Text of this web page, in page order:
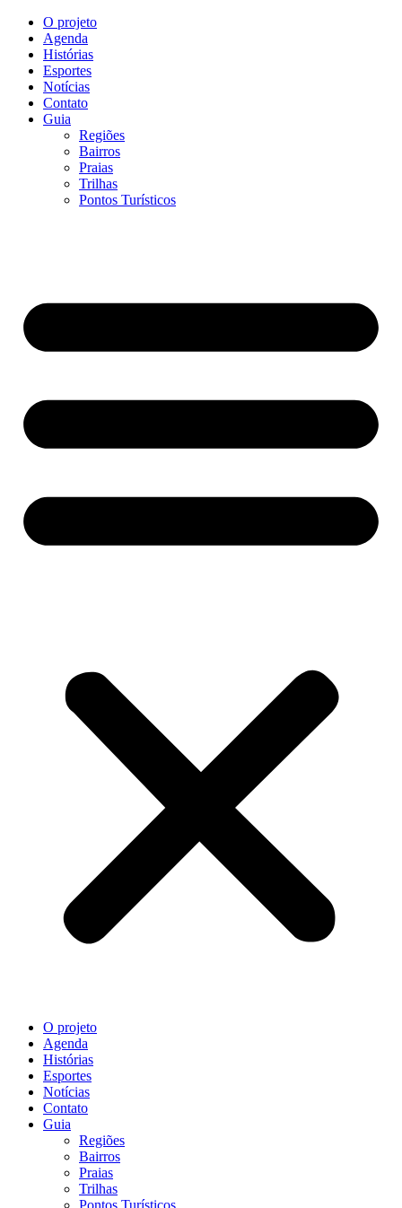
O projeto
Agenda
Histórias
Esportes
Notícias
Contato
Guia
Regiões
Bairros
Praias
Trilhas
Pontos Turísticos
O projeto
Agenda
Histórias
Esportes
Notícias
Contato
Guia
Regiões
Bairros
Praias
Trilhas
Pontos Turísticos